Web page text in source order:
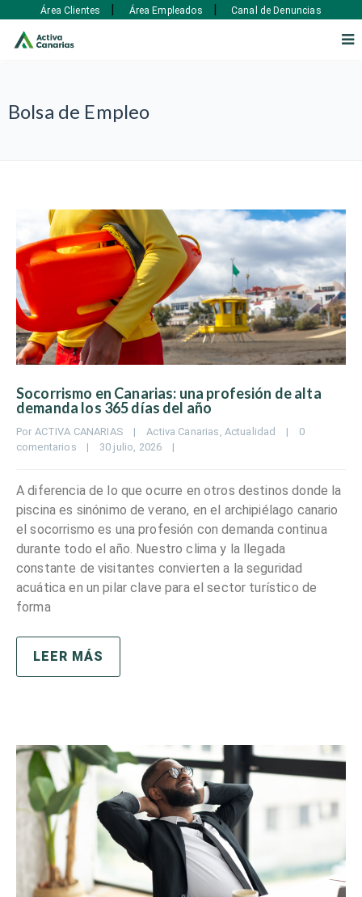
Bolsa de Empleo
Socorrismo en Canarias: una profesión de alta
demanda los 365 días del año
Por ACTIVA CANARIAS | Activa Canarias , Actualidad |
0
comentarios
| 30 julio, 2026 |
A diferencia de lo que ocurre en otros destinos donde la
piscina es sinónimo de verano, en el archipiélago canario
el socorrismo es una profesión con demanda continua
durante todo el año. Nuestro clima y la llegada
constante de visitantes convierten a la seguridad
acuática en un pilar clave para el sector turístico de
forma
LEER MÁS
Área Clientes | Área Empleados | Canal de Denuncias